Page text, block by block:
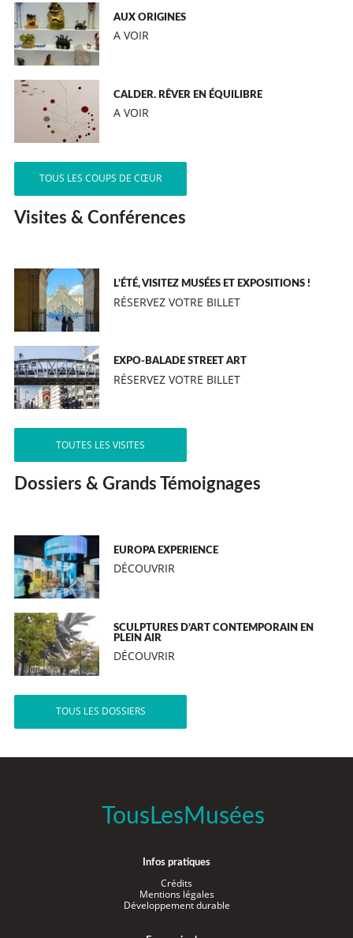
AUX ORIGINES
A VOIR
CALDER. RÊVER EN ÉQUILIBRE
A VOIR
TOUS LES COUPS DE CŒUR
Visites & Conférences
L’ÉTÉ, VISITEZ MUSÉES ET EXPOSITIONS !
RÉSERVEZ VOTRE BILLET
EXPO-BALADE STREET ART
RÉSERVEZ VOTRE BILLET
TOUTES LES VISITES
Dossiers & Grands Témoignages
EUROPA EXPERIENCE
DÉCOUVRIR
SCULPTURES D’ART CONTEMPORAIN EN
PLEIN AIR
DÉCOUVRIR
TOUS LES DOSSIERS
TousLesMusées
Infos pratiques
Crédits
Mentions légales
Développement durable